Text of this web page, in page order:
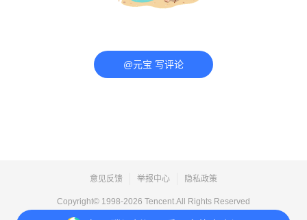
@元宝 写评论
意见反馈 举报中心 隐私政策
Copyright© 1998-2026 Tencent.All Rights Reserved